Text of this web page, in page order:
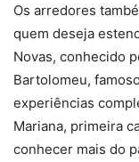
Os arredores
quem deseja
Novas, conhecido
Bartolomeu,
experiências
Mariana, primeira
conhecer mais do